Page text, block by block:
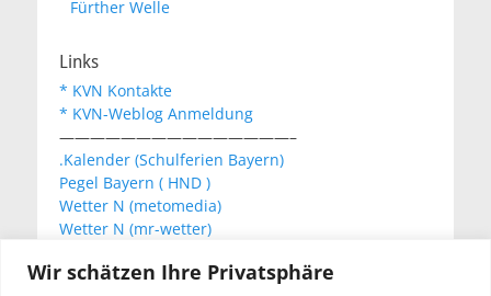
Wir schätzen Ihre Privatsphäre
Fürther Welle
Links
* KVN Kontakte
* KVN-Weblog Anmeldung
———————————————–
.Kalender (Schulferien Bayern)
Pegel Bayern ( HND )
Wetter N (metomedia)
Wetter N (mr-wetter)